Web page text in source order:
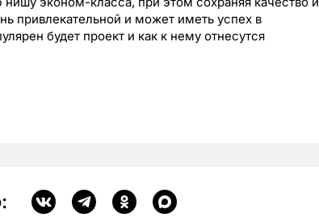
привлекательной и может иметь успех в
будет проект и как к нему отнесутся